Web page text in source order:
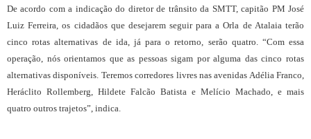
De acordo com a indicação do diretor de trânsito da SMTT, capitão PM José
Luiz Ferreira, os cidadãos que desejarem seguir para a Orla de Atalaia terão
cinco rotas alternativas de ida, já para o retorno, serão quatro. “Com essa
operação, nós orientamos que as pessoas sigam por alguma das cinco rotas
alternativas disponíveis. Teremos corredores livres nas avenidas Adélia Franco,
Heráclito Rollemberg, Hildete Falcão Batista e Melício Machado, e mais
quatro outros trajetos”, indica.